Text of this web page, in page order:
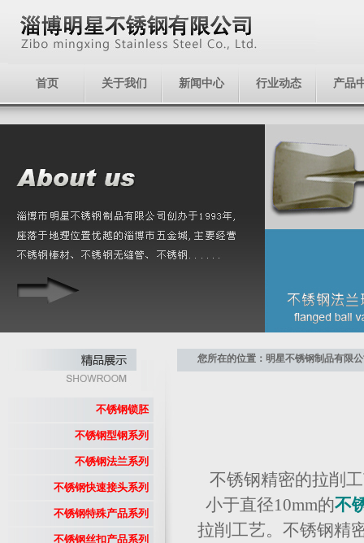
首页 关于我们 新闻中心 行业动态 产品
不锈钢锁胚
不锈钢型钢系列
不锈钢法兰系列
不锈钢快速接头系列
不锈钢特殊产品系列
不锈钢丝扣产品系列
您所在的位置：明星不锈钢制品有限
不锈钢精密的拉削
小于直径10mm的不
拉削工艺。不锈钢精